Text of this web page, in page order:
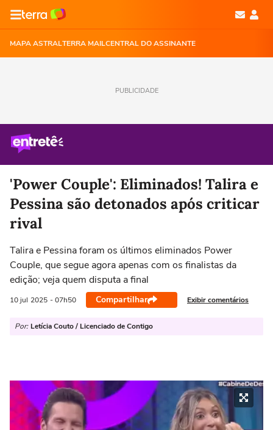
MAPA ASTRALTERRA MAILCENTRAL DO ASSINANTE
PUBLICIDADE
'Power Couple': Eliminados! Talira e
Pessina são detonados após criticar
rival
Talira e Pessina foram os últimos eliminados Power
Couple, que segue agora apenas com os finalistas da
edição; veja quem disputa a final
10 jul 2025 - 07h50 Compartilhar Exibir comentários
Por: Letícia Couto / Licenciado de Contigo